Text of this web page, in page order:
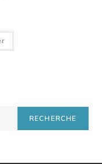
RECHERCHE